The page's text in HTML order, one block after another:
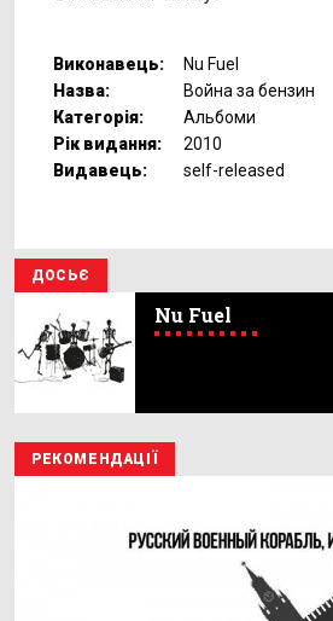
Виконавець:
Nu Fuel
Назва:
Война за бензин
Категорія:
Альбоми
Рік видання:
2010
Видавець:
self-released
ДОСЬЄ
Nu Fuel
РЕКОМЕНДАЦІЇ